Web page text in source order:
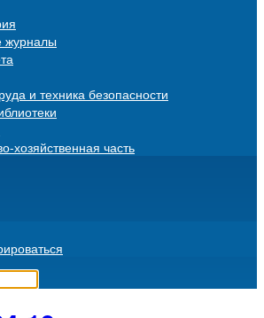
журналы
и техника безопасности
хозяйственная часть